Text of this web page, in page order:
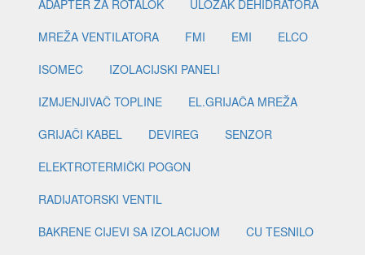
ADAPTER ZA ROTALOK
ULOŽAK DEHIDRATORA
MREŽA VENTILATORA
FMI EMI
ELCO
ISOMEC
IZOLACIJSKI PANELI
IZMJENJIVAČ TOPLINE
EL.GRIJAČA MREŽA
GRIJAČI KABEL
DEVIREG
SENZOR
ELEKTROTERMIČKI POGON
RADIJATORSKI VENTIL
BAKRENE CIJEVI SA IZOLACIJOM
CU TESNILO